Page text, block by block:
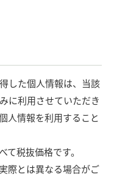
した個人情報は、当該
に利用させていただき
人情報を利用すること
税抜価格です。
際とは異なる場合がご